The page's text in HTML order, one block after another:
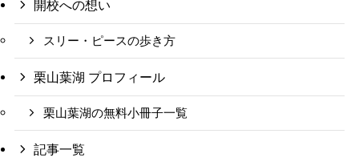
開校への想い
スリー・ピースの歩き方
栗山葉湖 プロフィール
栗山葉湖の無料小冊子一覧
記事一覧